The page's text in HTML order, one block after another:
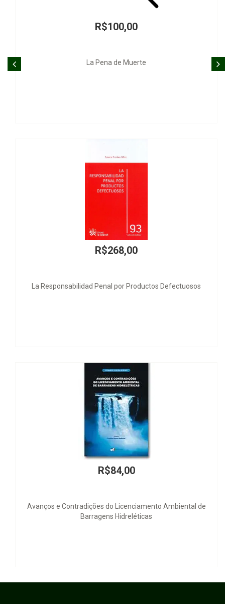
Penal por Productos Defectuosos
Contradições do Licenciamento Ambiental de
Barragens Hidreléticas
El Gobierno y